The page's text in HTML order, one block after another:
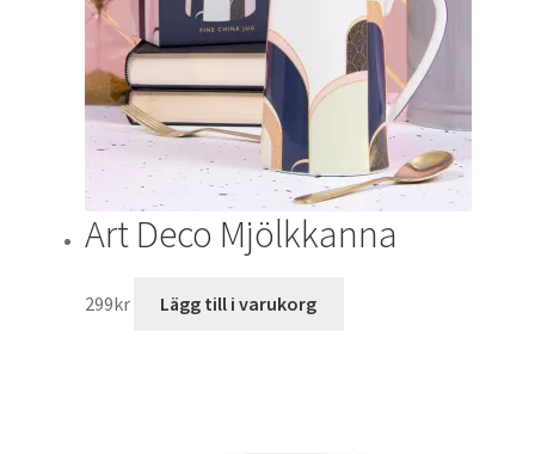
Art Deco Mjölkkanna
299kr Lägg till i varukorg